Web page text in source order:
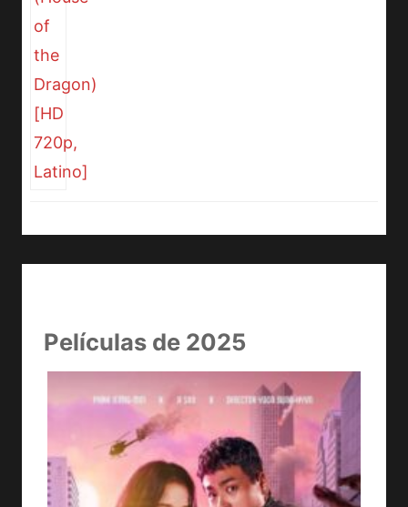
Películas de 2025